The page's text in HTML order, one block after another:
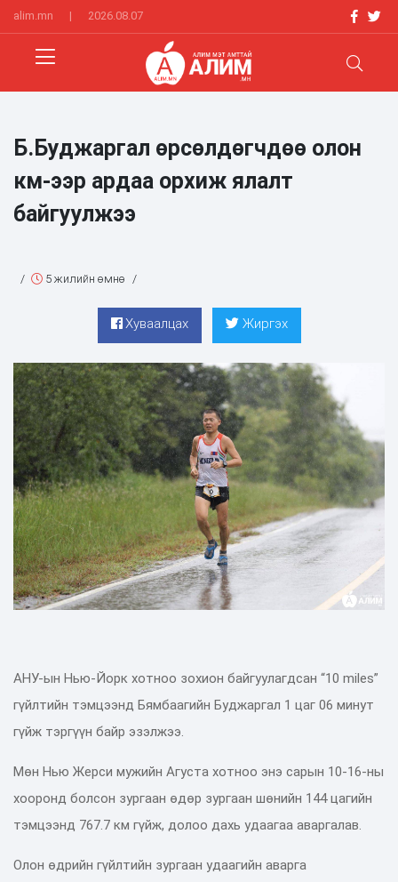
alim.mn | 2026.08.07
Б.Буджаргал өрсөлдөгчдөө олон
км-ээр ардаа орхиж ялалт
байгуулжээ
/ 5 жилийн өмнө /
Хуваалцах Жиргэх
АНУ-ын Нью-Йорк хотноо зохион байгуулагдсан “10 miles”
гүйлтийн тэмцээнд Бямбаагийн Буджаргал 1 цаг 06 минут
гүйж тэргүүн байр эзэлжээ.
Мөн Нью Жерси мужийн Агуста хотноо энэ сарын 10-16-ны
хооронд болсон зургаан өдөр зургаан шөнийн 144 цагийн
тэмцээнд 767.7 км гүйж, долоо дахь удаагаа аваргалав.
Олон өдрийн гүйлтийн зургаан удаагийн аварга